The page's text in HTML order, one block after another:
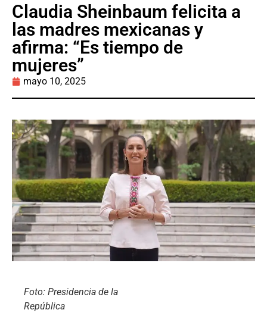
Claudia Sheinbaum felicita a
las madres mexicanas y
afirma: “Es tiempo de
mujeres”
mayo 10, 2025
Foto: Presidencia de la
República